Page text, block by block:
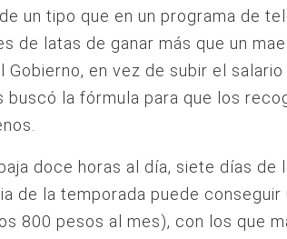
un tipo que en un programa de
de latas de ganar más que un
Gobierno, en vez de subir el
buscó la fórmula para que los
doce horas al día, siete días de
de la temporada puede conseguir
800 pesos al mes), con los que